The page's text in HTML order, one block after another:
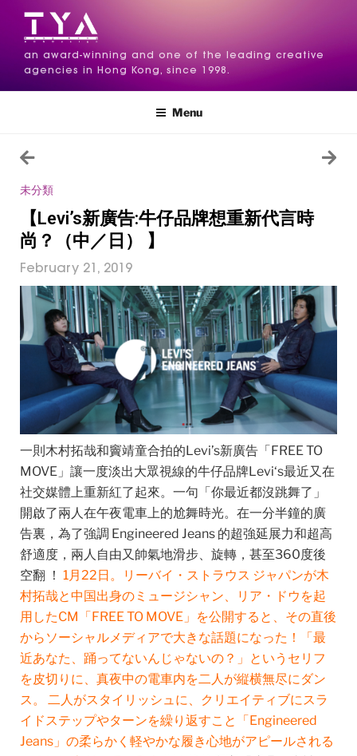
an award-winning and one of the leading creative
agencies in Hong Kong, since 1998.
Menu
未分類
【Levi’s新廣告:牛仔品牌想重新代言時
尚？（中／日） 】
February 21, 2019
一則木村拓哉和竇靖童合拍的Levi’s新廣告「FREE TO
MOVE」讓一度淡出大眾視線的牛仔品牌Levi‘s最近又在
社交媒體上重新紅了起來。一句「你最近都沒跳舞了」
開啟了兩人在午夜電車上的尬舞時光。在一分半鐘的廣
告裏，為了強調 Engineered Jeans 的超強延展力和超高
舒適度，兩人自由又帥氣地滑步、旋轉，甚至360度後
空翻 ！ 1月22日。リーバイ・ストラウス ジャパンが木
村拓哉と中国出身のミュージシャン、リア・ドウを起
用したCM「FREE TO MOVE」を公開すると、その直後
からソーシャルメディアで大きな話題になった！「最
近あなた、踊ってないんじゃないの？」というセリフ
を皮切りに、真夜中の電車内を二人が縦横無尽にダン
ス。 二人がスタイリッシュに、クリエイティブにスラ
イドステップやターンを繰り返すこと「Engineered
Jeans」の柔らかく軽やかな履き心地がアピールされる